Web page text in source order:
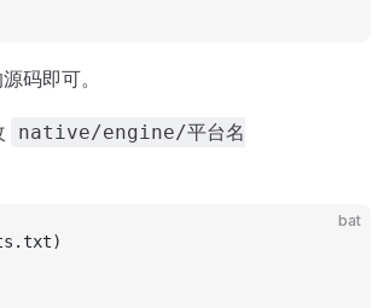
码即可。
native/engine/平台名
bat